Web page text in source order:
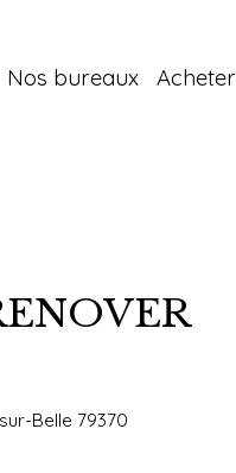
Nos bureaux Acheter